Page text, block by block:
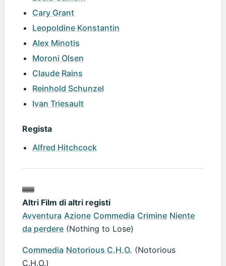
Cary Grant
Leopoldine Konstantin
Alex Minotis
Moroni Olsen
Claude Rains
Reinhold Schunzel
Ivan Triesault
Regista
Alfred Hitchcock
Altri Film di altri registi
Avventura Azione Commedia Crimine Niente
da perdere (Nothing to Lose)
Commedia Notorious C.H.O. (Notorious
C.H.O.)